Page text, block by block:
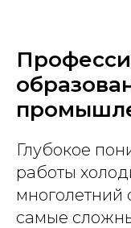
Глубокое
работы
многолетний
самые